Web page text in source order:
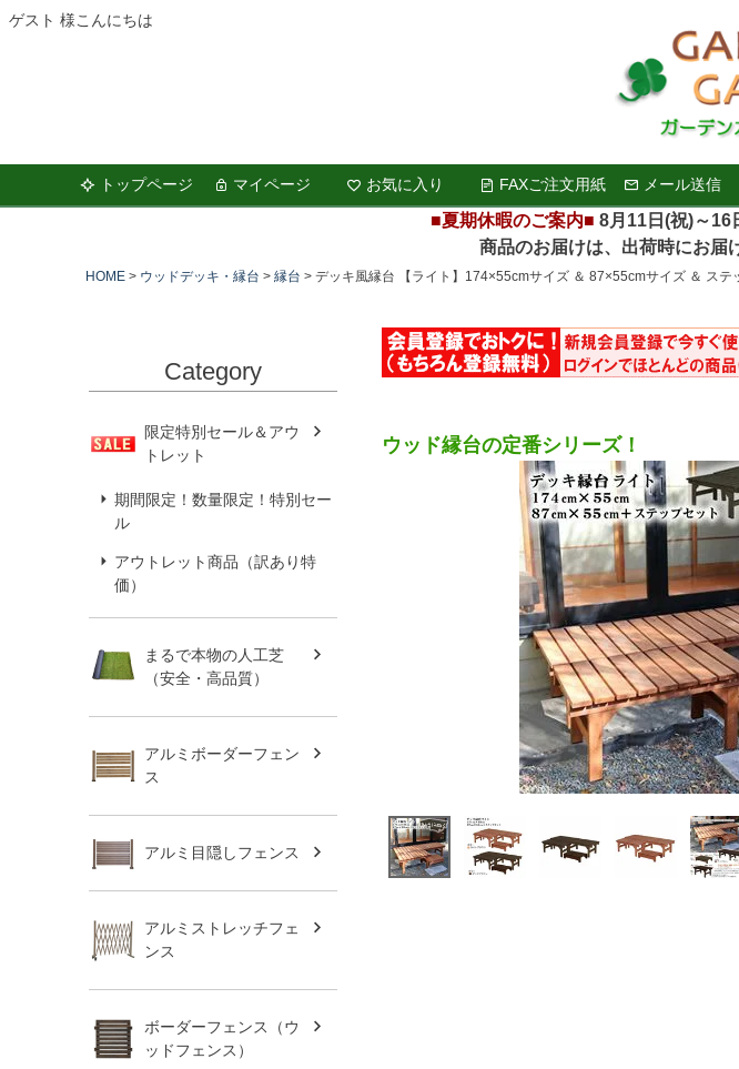
ゲスト 様こんにちは
トップページ
マイページ お気に入り FAXご注文用紙 メール送信
■夏期休暇のご案内■ 8月11日(祝)～16
商品のお届けは、出荷時にお届け
HOME ウッドデッキ・縁台 縁台 デッキ風縁台 【ライト】174×55cmサイズ ＆ 87×55cmサイズ ＆ ス
Category
限定特別セール＆アウ
トレット
期間限定！数量限定！特別セー
ル
アウトレット商品（訳あり特
価）
まるで本物の人工芝
（安全・高品質）
アルミボーダーフェン
ス
アルミ目隠しフェンス
アルミストレッチフェ
ンス
ボーダーフェンス（ウ
ッドフェンス）
ウッド縁台の定番シリーズ！